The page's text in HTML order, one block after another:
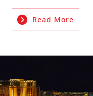
Read More